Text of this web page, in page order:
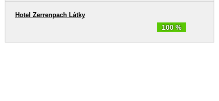
100 %
Hotel Zerrenpach Látky